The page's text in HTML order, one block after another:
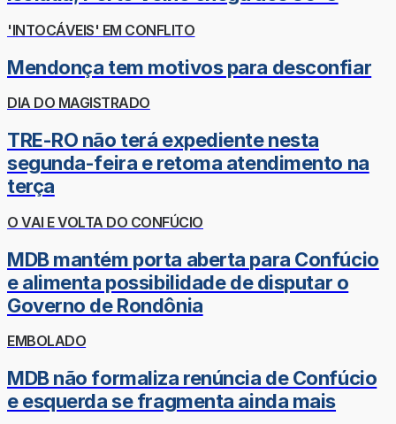
'INTOCÁVEIS' EM CONFLITO
Mendonça tem motivos para desconfiar
DIA DO MAGISTRADO
TRE-RO não terá expediente nesta
segunda-feira e retoma atendimento na
terça
O VAI E VOLTA DO CONFÚCIO
MDB mantém porta aberta para Confúcio
e alimenta possibilidade de disputar o
Governo de Rondônia
EMBOLADO
MDB não formaliza renúncia de Confúcio
e esquerda se fragmenta ainda mais